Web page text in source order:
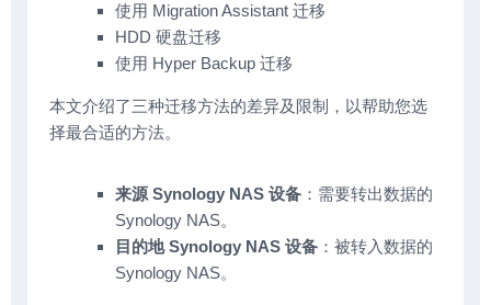
使用 Migration Assistant 迁移
HDD 硬盘迁移
使用 Hyper Backup 迁移
本文介绍了三种迁移方法的差异及限制，以帮助您选
择最合适的方法。
来源 Synology NAS 设备 ：需要转出数据的
Synology NAS。
目的地 Synology NAS 设备 ：被转入数据的
Synology NAS。